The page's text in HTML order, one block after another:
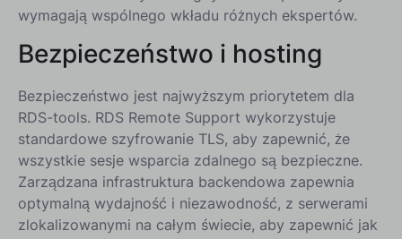
wymagają wspólnego wkładu różnych ekspertów.
Bezpieczeństwo i hosting
Bezpieczeństwo jest najwyższym priorytetem dla
RDS-tools. RDS Remote Support wykorzystuje
standardowe szyfrowanie TLS, aby zapewnić, że
wszystkie sesje wsparcia zdalnego są bezpieczne.
Zarządzana infrastruktura backendowa zapewnia
optymalną wydajność i niezawodność, z serwerami
zlokalizowanymi na całym świecie, aby zapewnić jak